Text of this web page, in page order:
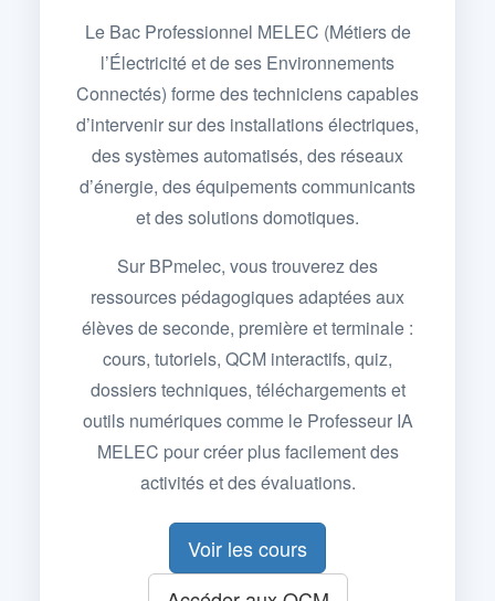
Le Bac Professionnel MELEC (Métiers de
l’Électricité et de ses Environnements
Connectés) forme des techniciens capables
d’intervenir sur des installations électriques,
des systèmes automatisés, des réseaux
d’énergie, des équipements communicants
et des solutions domotiques.
Sur BPmelec, vous trouverez des
ressources pédagogiques adaptées aux
élèves de seconde, première et terminale :
cours, tutoriels, QCM interactifs, quiz,
dossiers techniques, téléchargements et
outils numériques comme le Professeur IA
MELEC pour créer plus facilement des
activités et des évaluations.
Voir les cours